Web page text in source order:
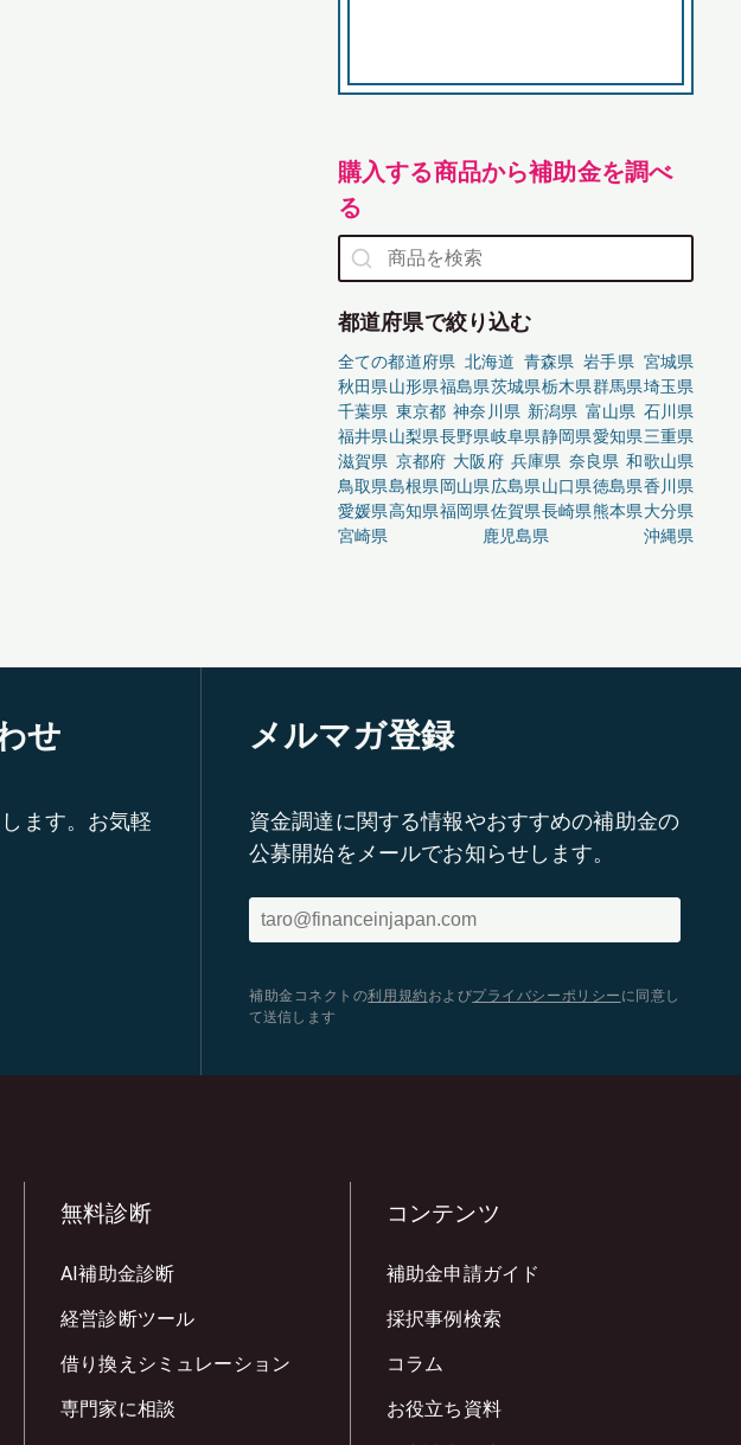
購入する商品から補助金を調べ
る
都道府県で絞り込む
全ての都道府県 北海道 青森県 岩手県 宮城県
秋田県山形県福島県茨城県栃木県群馬県埼玉県
千葉県 東京都 神奈川県 新潟県 富山県 石川県
福井県山梨県長野県岐阜県静岡県愛知県三重県
滋賀県 京都府 大阪府 兵庫県 奈良県 和歌山県
鳥取県島根県岡山県広島県山口県徳島県香川県
愛媛県高知県福岡県佐賀県長崎県熊本県大分県
宮崎県
鹿児島県 沖縄県
せ
ます。お気軽
メルマガ登録
資金調達に関する情報やおすすめの補助金の
公募開始をメールでお知らせします。
補助金コネクトの利用規約 およびプライバシーポリシー に同意し
て送信します
無料診断
AI補助金診断
経営診断ツール
借り換えシミュレーション
専門家に相談
コンテンツ
補助金申請ガイド
採択事例検索
コラム
お役立ち資料